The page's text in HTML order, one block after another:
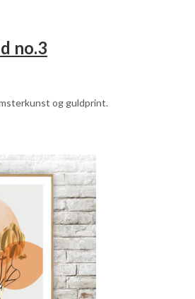
no.3
og guldprint.